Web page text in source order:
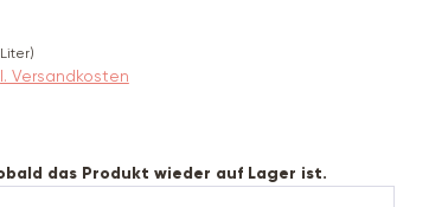
Versandkosten
das Produkt wieder auf Lager ist.